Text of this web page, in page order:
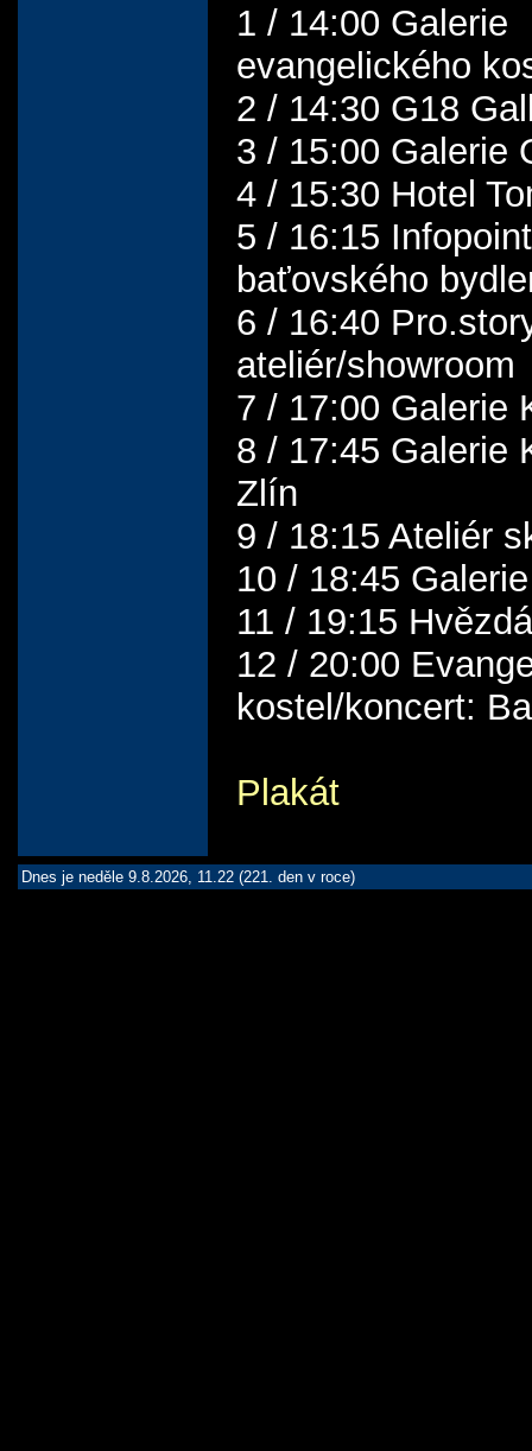
1 / 14:00 Galerie
evangelického
2 / 14:30 G18
3 / 15:00 Galerie
4 / 15:30 Hotel
5 / 16:15 Infopoint
baťovského
6 / 16:40
ateliér/showroom
7 / 17:00 Galerie
8 / 17:45 Galerie
Zlín
9 / 18:15 Ateliér
10 / 18:45
11 / 19:15
12 / 20:00
kostel/koncert:
Plakát
Dnes je neděle 9.8.2026, 11.22 (221. den v roce)